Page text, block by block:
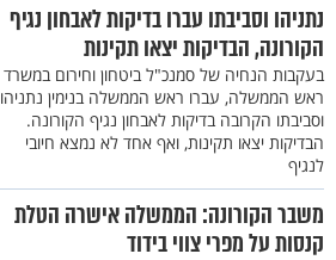
נתניהו וסביבתו עברו בדיקות לאבחון נגיף
הקורונה, הבדיקות יצאו תקינות
בעקבות הנחיה של סמנכ"ל ביטחון וחירום במשרד
ראש הממשלה, עברו ראש הממשלה בנימין נתניהו
וסביבתו הקרובה בדיקות לאבחון נגיף הקורונה.
הבדיקות יצאו תקינות, ואף אחד לא נמצא חיובי
לנגיף
משבר הקורונה: הממשלה אישרה הטלת
קנסות על מפרי צווי בידוד